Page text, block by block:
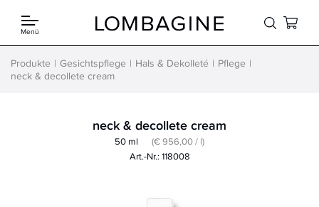
Menü
Produkte Gesichtspflege Hals & Dekolleté
Pflege
neck & decollete cream
neck & decollete cream
50 ml
(€ 956,00 / l)
Art.-Nr.: 118008